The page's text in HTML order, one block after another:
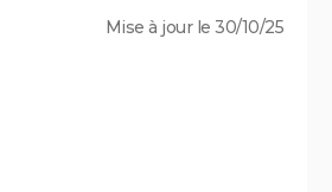
Mise à jour le 30/10/25